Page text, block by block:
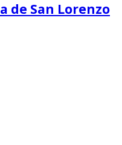
de San Lorenzo